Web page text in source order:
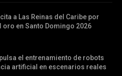
a Las Reinas del Caribe por
oro en Santo Domingo 2026
el entrenamiento de robots
artificial en escenarios reales